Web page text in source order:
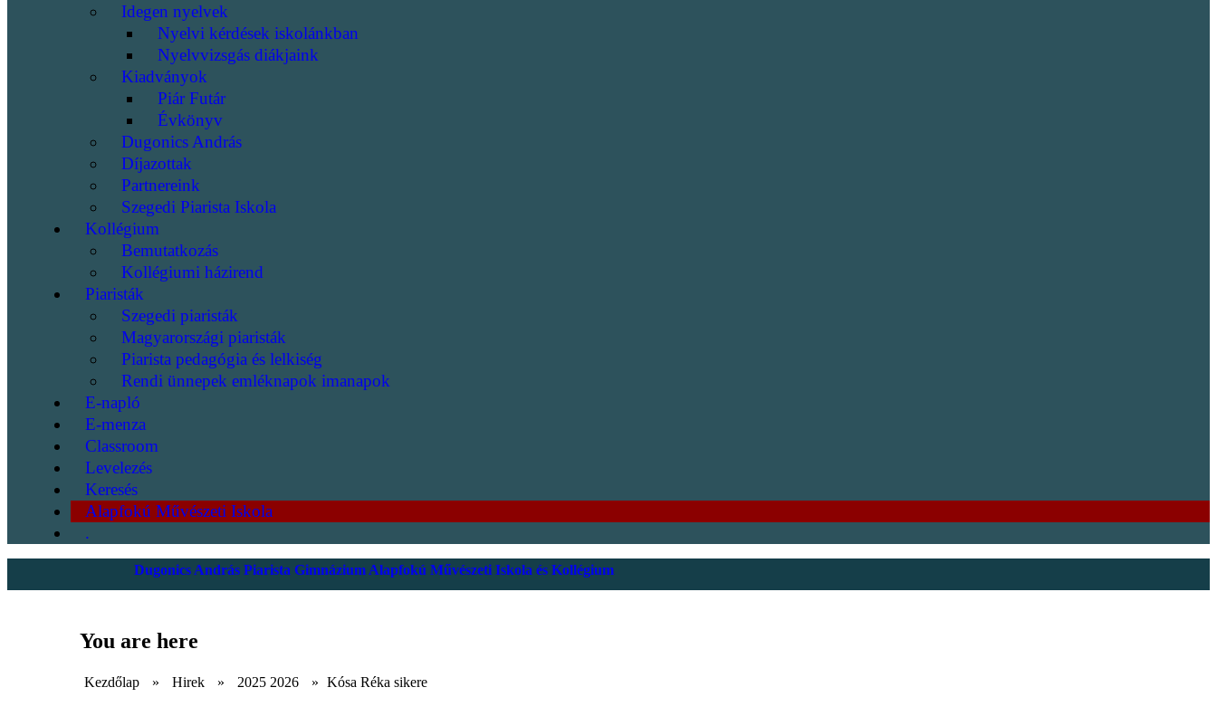
Idegen nyelvek
Nyelvi kérdések iskolánkban
Nyelvvizsgás diákjaink
Kiadványok
Piár Futár
Évkönyv
Dugonics András
Díjazottak
Partnereink
Szegedi Piarista Iskola
Kollégium
Bemutatkozás
Kollégiumi házirend
Piaristák
Szegedi piaristák
Magyarországi piaristák
Piarista pedagógia és lelkiség
Rendi ünnepek emléknapok imanapok
E-napló
E-menza
Classroom
Levelezés
Keresés
Alapfokú Művészeti Iskola
.
Dugonics András Piarista Gimnázium Alapfokú Művészeti Iskola és Kollégium
You are here
Kezdőlap » Hirek » 2025 2026 » Kósa Réka sikere